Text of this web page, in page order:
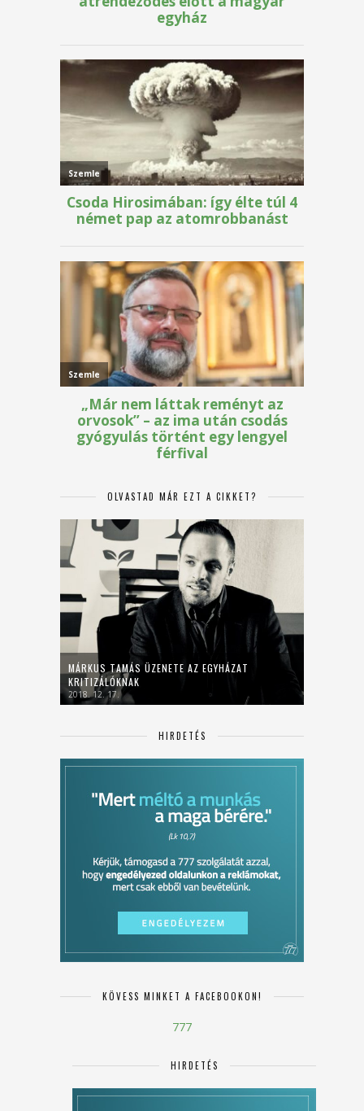
OLVASTAD MÁR EZT A CIKKET?
MÁRKUS TAMÁS ÜZENETE AZ EGYHÁZAT
KRITIZÁLÓKNAK
2018. 12. 17.
HIRDETÉS
KÖVESS MINKET A FACEBOOKON!
777
HIRDETÉS